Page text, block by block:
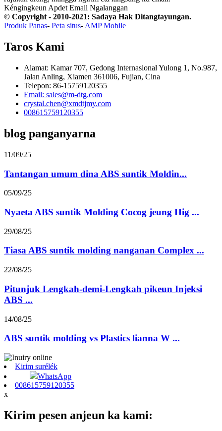
Kéngingkeun Apdet Email Ngalanggan
© Copyright - 2010-2021: Sadaya Hak Ditangtayungan.
Produk Panas- Peta situs- AMP Mobile
Taros Kami
Alamat: Kamar 707, Gedong Internasional Yulong 1, No.987,
Jalan Anling, Xiamen 361006, Fujian, Cina
Telepon: 86-15759120355
Email: sales@m-dtg.com
crystal.chen@xmdtjmy.com
008615759120355
blog panganyarna
11/09/25
Tantangan umum dina ABS suntik Moldin...
05/09/25
Nyaeta ABS suntik Molding Cocog jeung Hig ...
29/08/25
Tiasa ABS suntik molding nanganan Complex ...
22/08/25
Pitunjuk Lengkah-demi-Lengkah pikeun Injeksi
ABS ...
14/08/25
ABS suntik molding vs Plastics lianna W ...
Kirim surélék
WhatsApp
008615759120355
x
Kirim pesen anjeun ka kami: